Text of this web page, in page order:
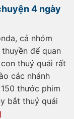
dat-2240434.html4 ngày
cả nhóm
để quan
thuỷ quái rất
các nhánh
thước phim
bắt thuỷ quái